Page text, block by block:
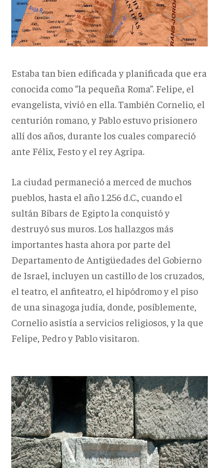
Estaba tan bien edificada y planificada que era
conocida como “la pequeña Roma”. Felipe, el
evangelista, vivió en ella. También Cornelio, el
centurión romano, y Pablo estuvo prisionero
allí dos años, durante los cuales compareció
ante Félix, Festo y el rey Agripa.
La ciudad permaneció a merced de muchos
pueblos, hasta el año 1.256 d.C., cuando el
sultán Bibars de Egipto la conquistó y
destruyó sus muros. Los hallazgos más
importantes hasta ahora por parte del
Departamento de Antigüedades del Gobierno
de Israel, incluyen un castillo de los cruzados,
el teatro, el anfiteatro, el hipódromo y el piso
de una sinagoga judía, donde, posiblemente,
Cornelio asistía a servicios religiosos, y la que
Felipe, Pedro y Pablo visitaron.